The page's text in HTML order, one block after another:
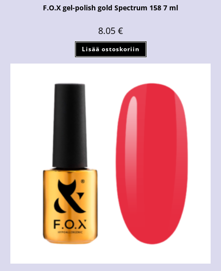
F.O.X gel-polish gold Spectrum 158 7 ml
8.05 €
Lisää ostoskoriin